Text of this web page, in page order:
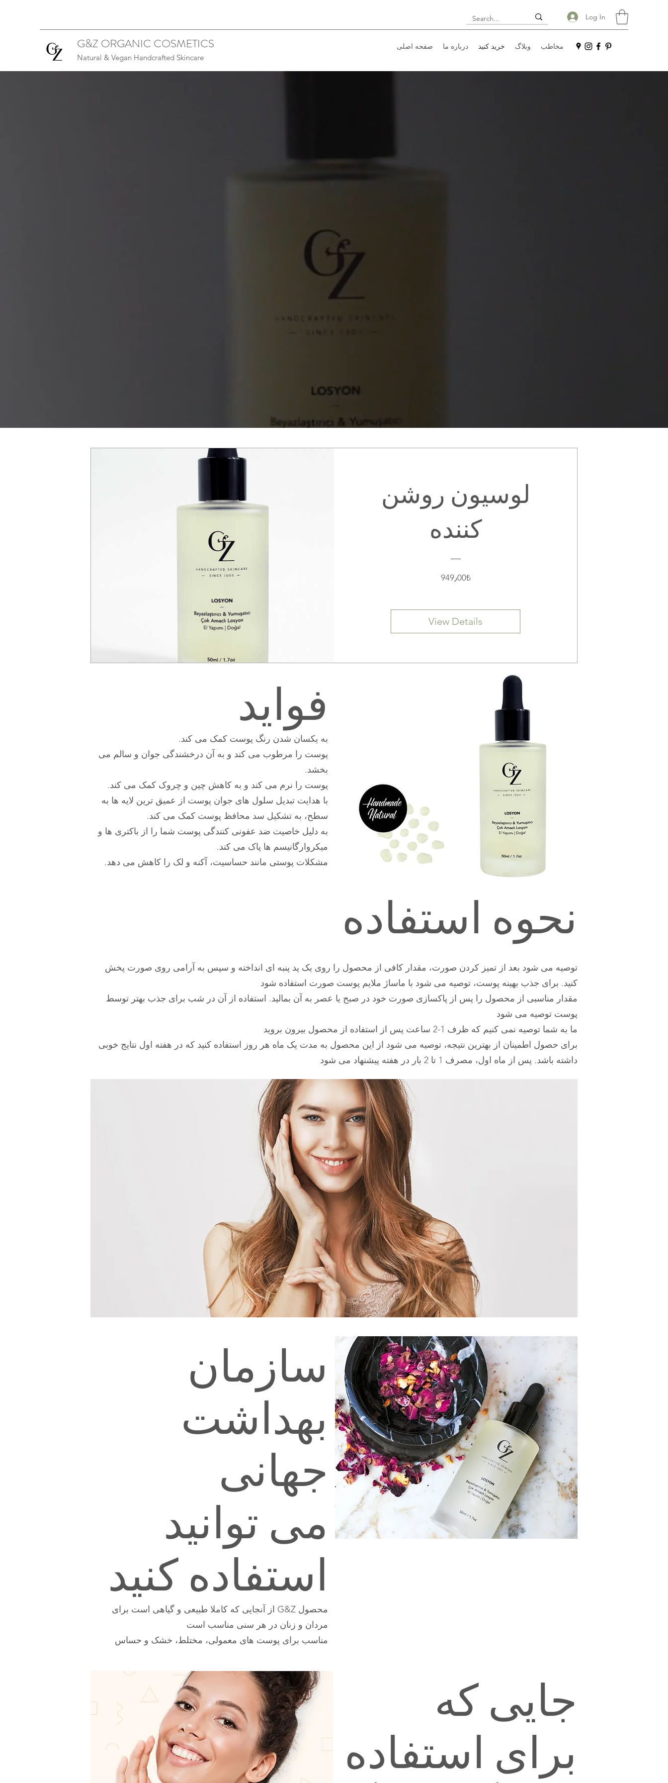
Log In
G&Z ORGANIC COSMETICS
Natural & Vegan Handcrafted Skincare
صفحه اصلی درباره ما خرید کنید وبلاگ مخاطب
لوسیون روشن
کننده
949٫00₺Price
View Details
فواید
به یکسان شدن رنگ پوست کمک می کند.
پوست را مرطوب می کند و به آن درخشندگی جوان و سالم می
بخشد.
پوست را نرم می کند و به کاهش چین و چروک کمک می کند.
با هدایت تبدیل سلول های جوان پوست از عمیق ترین لایه ها به
سطح، به تشکیل سد محافظ پوست کمک می کند.
به دلیل خاصیت ضد عفونی کنندگی پوست شما را از باکتری ها و
میکروارگانیسم ها پاک می کند.
مشکلات پوستی مانند حساسیت، آکنه و لک را کاهش می دهد.
نحوه استفاده
توصیه می شود بعد از تمیز کردن صورت، مقدار کافی از محصول را روی یک پد پنبه ای انداخته و سپس به آرامی روی صورت پخش
کنید. برای جذب بهینه پوست، توصیه می شود با ماساژ ملایم پوست صورت استفاده شود
مقدار مناسبی از محصول را پس از پاکسازی صورت خود در صبح یا عصر به آن بمالید. استفاده از آن در شب برای جذب بهتر توسط
پوست توصیه می شود
ما به شما توصیه نمی کنیم که ظرف 1-2 ساعت پس از استفاده از محصول بیرون بروید
برای حصول اطمینان از بهترین نتیجه، توصیه می شود از این محصول به مدت یک ماه هر روز استفاده کنید که در هفته اول نتایج خوبی
داشته باشد. پس از ماه اول، مصرف 1 تا 2 بار در هفته پیشنهاد می شود
سازمان
بهداشت
جهانی
می توانید
استفاده کنید
محصول G&Z از آنجایی که کاملا طبیعی و گیاهی است برای
مردان و زنان در هر سنی مناسب است
مناسب برای پوست های معمولی، مختلط، خشک و حساس
جایی که
برای استفاده